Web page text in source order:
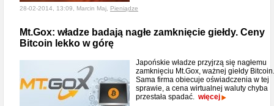
28-02-2014, 13:09, Marcin Maj, Pieniądze
Mt.Gox: władze badają nagłe zamknięcie giełdy. Ceny
Bitcoin lekko w górę
Japońskie władze przyjrzą się nagłemu
zamknięciu Mt.Gox, ważnej giełdy Bitcoin.
Sama firma obiecuje oświadczenia w tej
sprawie, a cena wirtualnej waluty chyba
przestała spadać. więcej